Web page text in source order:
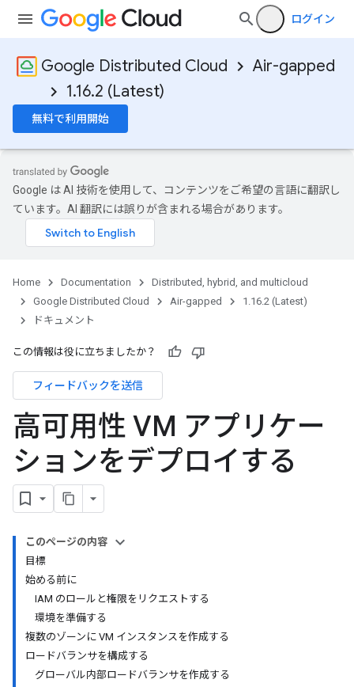
ログイン
Google Distributed Cloud
Air-gapped
1.16.2 (Latest)
無料で利用開始
Google は AI 技術を使用して、コンテンツをご希望の言語に翻訳し
ています。AI 翻訳には誤りが含まれる場合があります。
Home Documentation
Distributed, hybrid, and multicloud
Google Distributed Cloud
Air-gapped
1.16.2 (Latest)
ドキュメント
この情報は役に立ちましたか？
フィードバックを送信
高可用性 VM アプリケー
ションをデプロイする
このページの内容
目標
始める前に
IAM のロールと権限をリクエストする
環境を準備する
複数のゾーンに VM インスタンスを作成する
ロードバランサを構成する
グローバル内部ロードバランサを作成する